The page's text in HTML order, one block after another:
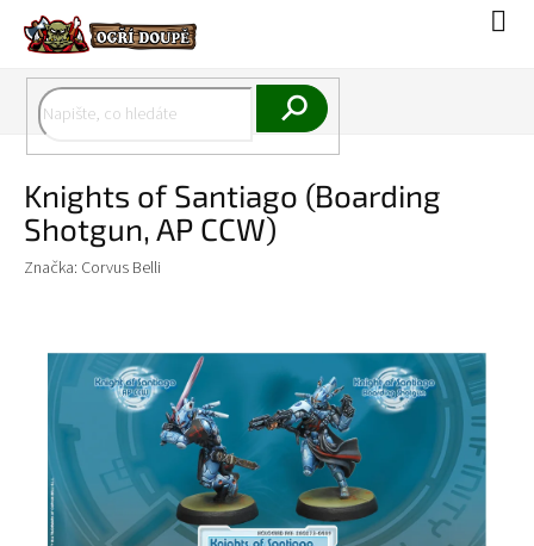
obsah
Knights of Santiago (Boarding
Shotgun, AP CCW)
Značka: Corvus Belli